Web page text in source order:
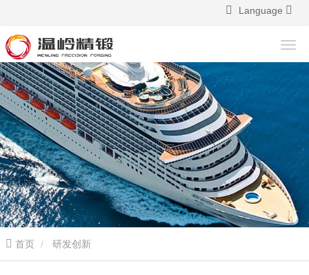
Language
首页 研发创新